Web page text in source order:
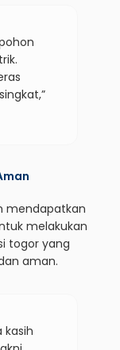
mendapatkan
melakukan
togor yang
aman.
kasih